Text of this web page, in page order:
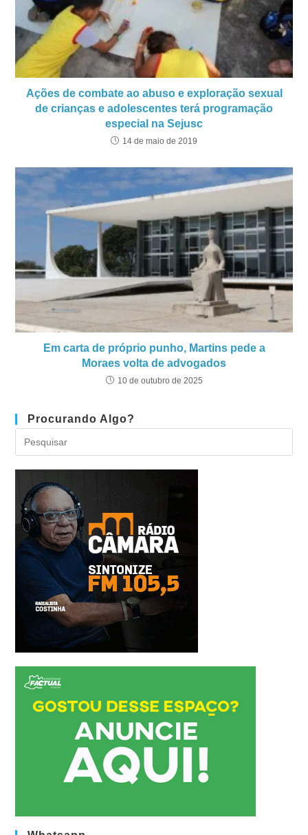
Ações de combate ao abuso e exploração sexual
de crianças e adolescentes terá programação
especial na Sejusc
14 de maio de 2019
Em carta de próprio punho, Martins pede a
Moraes volta de advogados
10 de outubro de 2025
Procurando Algo?